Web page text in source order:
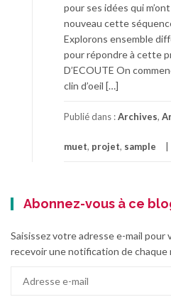
pour ses idées qui
nouveau cette
Explorons ensemble
pour répondre à cette
D’ECOUTE On
clin d’oeil […]
Publié dans :Archives,
muet, projet, sample
Abonnez-vous à ce
Saisissez votre adresse e-mail pour
recevoir une notification de chaque